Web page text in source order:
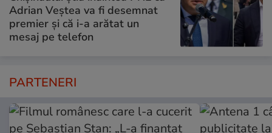
Adrian Veștea va fi desemnat
premier și că i-a arătat un
mesaj pe telefon
PARTENERI